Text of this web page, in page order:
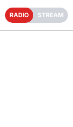
RADIO STREAM